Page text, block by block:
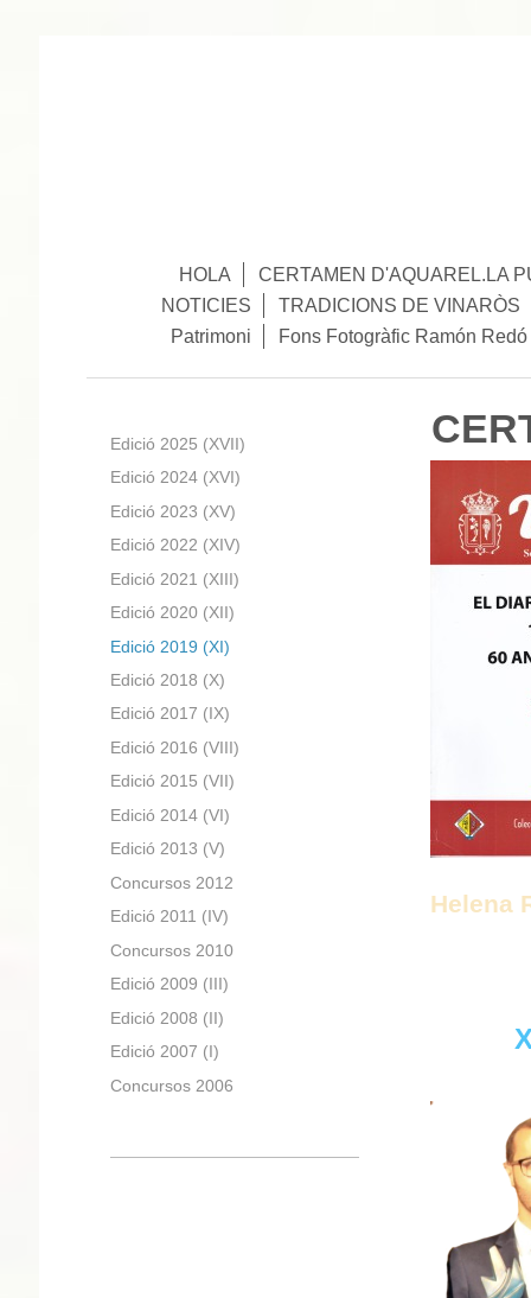
HOLA
CERTAMEN D'AQUAREL.LA
NOTICIES
TRADICIONS DE VINARÒS
Patrimoni
Fons Fotogràfic Ramón Redó
Helena
Edició 2025 (XVII)
Edició 2024 (XVI)
Edició 2023 (XV)
Edició 2022 (XIV)
Edició 2021 (XIII)
Edició 2020 (XII)
Edició 2019 (XI)
Edició 2018 (X)
Edició 2017 (IX)
Edició 2016 (VIII)
Edició 2015 (VII)
Edició 2014 (VI)
Edició 2013 (V)
Concursos 2012
Edició 2011 (IV)
Concursos 2010
Edició 2009 (III)
Edició 2008 (II)
Edició 2007 (I)
Concursos 2006